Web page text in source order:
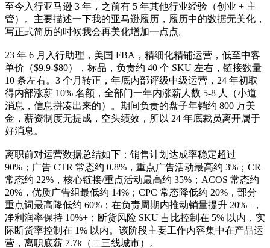
至今入行亚马逊 3 年，之前有 5 年其他行业经验（创业 + 主
管）。主要描述一下我的亚马逊履历，履历中的数据无美化，
写正式简历的时候我会再美化增加一点点。
23 年 6 月入行助理，美国 FBA，精细化精铺运营，低至中客
单价（$9.9-$80），标品，负责约 40 个 SKU 左右，链接数量
10 条左右。3 个月转正，年底内部评级中级运营，24 年初取
得内部涨薪 10% 名额，全部门一年内涨薪人数 5-8 人（小道
消息，信息拼凑出来的）。期间负责的盘子年销约 800 万美
金，薪资制度无提成，空头绩效，所以 24 年底裁员离开属于
好消息。
离职前对运营数据总结如下：销售计划达成率稳定超过
90%；广告 CTR 常态约 0.8%，重点广告活动最高约 3%；CR
常态约 22%，核心链接/重点活动最高约 35%；ACOS 常态约
20%，优质广告组最低约 14%；CPC 常态降低约 20%，部分
重点词最高降低约 60%；在负责周期内推动销量提升 20%+，
净利润率保持 10%+；断货风险 SKU 占比控制在 5% 以内，实
际断货率控制在 1% 以内。该阶段主要工作内容集中在产品运
营，离职底薪 7.7k（二三线城市）。